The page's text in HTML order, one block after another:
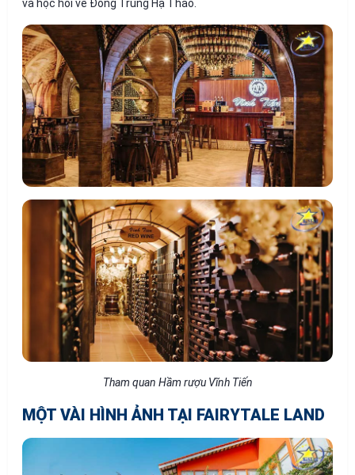
và học hỏi về Đông Trùng Hạ Thảo.
Tham quan Hầm rượu Vĩnh Tiến
MỘT VÀI HÌNH ẢNH TẠI FAIRYTALE LAND